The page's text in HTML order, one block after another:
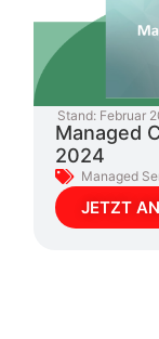
Stand: Februar
Managed
2024
Managed
JETZT